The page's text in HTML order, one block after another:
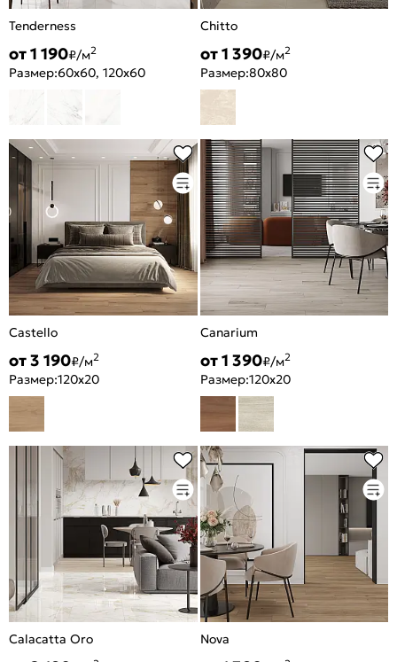
Tenderness
от 1 190₽/м2
Размер:60x60, 120x60
Chitto
от 1 390₽/м2
Размер:80x80
Castello
от 3 190₽/м2
Размер:120x20
Canarium
от 1 390₽/м2
Размер:120x20
Calacatta Oro Nova